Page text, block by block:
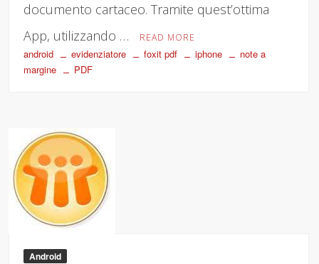
documento cartaceo. Tramite quest’ottima
App, utilizzando …
READ MORE
android evidenziatore foxit pdf iphone
note a
margine
PDF
Android